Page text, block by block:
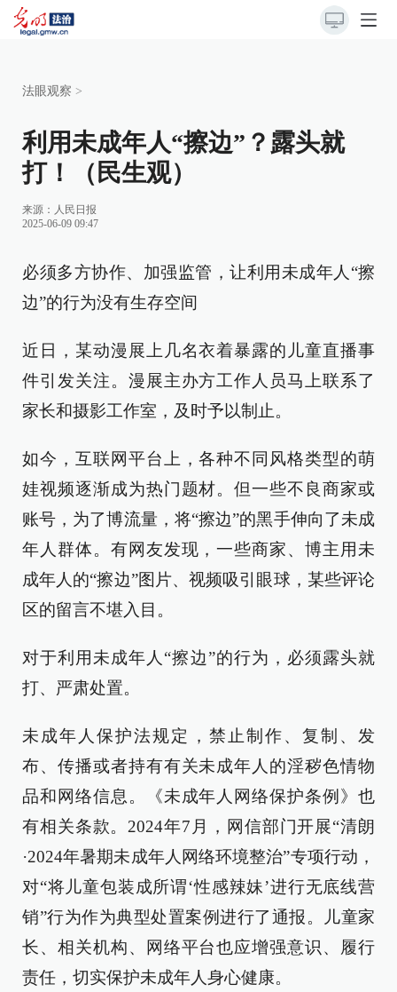
法眼观察 >
利用未成年人“擦边”？露头就
打！（民生观）
来源： 人民日报
2025-06-09 09:47
必须多方协作、加强监管，让利用未成年人“擦
边”的行为没有生存空间
近日，某动漫展上几名衣着暴露的儿童直播事
件引发关注。漫展主办方工作人员马上联系了
家长和摄影工作室，及时予以制止。
如今，互联网平台上，各种不同风格类型的萌
娃视频逐渐成为热门题材。但一些不良商家或
账号，为了博流量，将“擦边”的黑手伸向了未成
年人群体。有网友发现，一些商家、博主用未
成年人的“擦边”图片、视频吸引眼球，某些评论
区的留言不堪入目。
对于利用未成年人“擦边”的行为，必须露头就
打、严肃处置。
未成年人保护法规定，禁止制作、复制、发
布、传播或者持有有关未成年人的淫秽色情物
品和网络信息。《未成年人网络保护条例》也
有相关条款。2024年7月，网信部门开展“清朗
·2024年暑期未成年人网络环境整治”专项行动，
对“将儿童包装成所谓‘性感辣妹’进行无底线营
销”行为作为典型处置案例进行了通报。儿童家
长、相关机构、网络平台也应增强意识、履行
责任，切实保护未成年人身心健康。